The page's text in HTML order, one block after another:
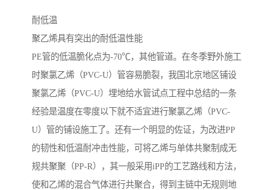
耐低温
聚乙烯具有突出的耐低温性能
PE管的低温脆化点为-70℃，其他管道。在冬季野外施工
时聚氯乙烯（PVC-U）管容易脆裂，我国北京地区铺设
聚氯乙烯（PVC-U）埋地给水管试点工程中总结的一条
经验是温度在零度以下就不适宜进行聚氯乙烯（PVC-
U）管的铺设施工了。还有一个明显的佐证，为改进PP
的韧性和低温耐冲击性能，可将乙烯与单体共聚制成无
规共聚聚（PP-R），其一般采用iPP的工艺路线和方法，
使和乙烯的混合气体进行共聚合，得到主链中无规则地